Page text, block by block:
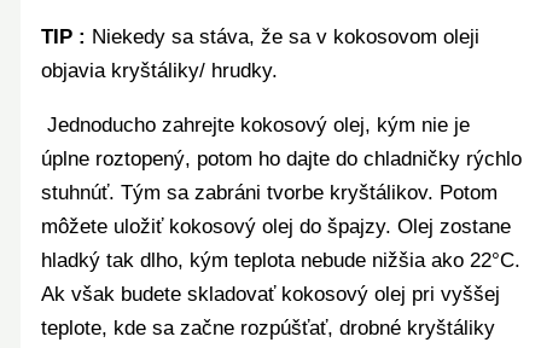
TIP : Niekedy sa stáva, že sa v kokosovom oleji
objavia kryštáliky/ hrudky.
Jednoducho zahrejte kokosový olej, kým nie je
úplne roztopený, potom ho dajte do chladničky rýchlo
stuhnúť. Tým sa zabráni tvorbe kryštálikov. Potom
môžete uložiť kokosový olej do špajzy. Olej zostane
hladký tak dlho, kým teplota nebude nižšia ako 22°C.
Ak však budete skladovať kokosový olej pri vyššej
teplote, kde sa začne rozpúšťať, drobné kryštáliky